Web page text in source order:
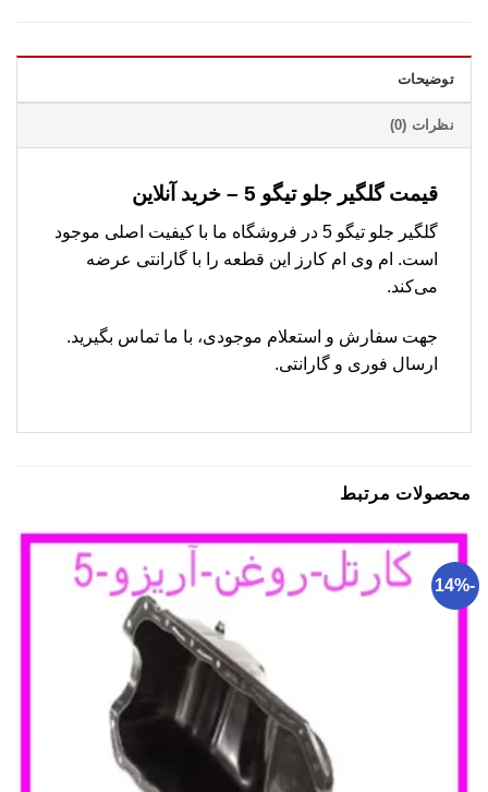
توضیحات
نظرات (0)
قیمت گلگیر جلو تیگو 5 – خرید آنلاین
گلگیر جلو تیگو 5 در فروشگاه ما با کیفیت اصلی موجود
است. ام وی ام کارز این قطعه را با گارانتی عرضه
می‌کند.
جهت سفارش و استعلام موجودی، با ما تماس بگیرید.
ارسال فوری و گارانتی.
محصولات مرتبط
-14%